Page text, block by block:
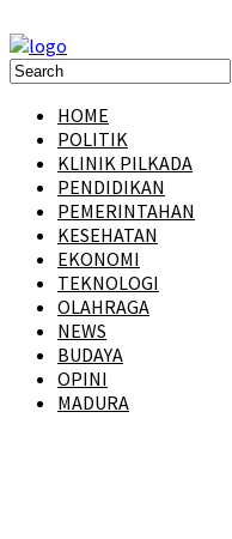
HOME
POLITIK
KLINIK PILKADA
PENDIDIKAN
PEMERINTAHAN
KESEHATAN
EKONOMI
TEKNOLOGI
OLAHRAGA
NEWS
BUDAYA
OPINI
MADURA